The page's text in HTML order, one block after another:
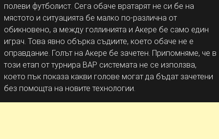
полеви футболист. Сега обаче вратарят не си бе на
мястото и ситуацията бе малко по-различна от
обикновено, а между голлинията и Акере бе само един
играч. Това явно обърка съдиите, което обаче не е
оправдание. Голът на Акере бе зачетен. Припомняме, че в
този етап от турнира ВАР системата не се използва,
което пък показа какви голове могат да бъдат зачетени
без помощта на новите технологии.